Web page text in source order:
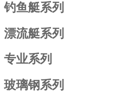
钓鱼艇系列
漂流艇系列
专业系列
玻璃钢系列